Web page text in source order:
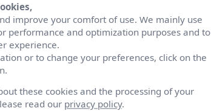
8 novembre 2007
improve your comfort of use. We mainly use
performance and optimization purposes and to
experience.
or to change your preferences, click on the
these cookies and the processing of your
read our privacy policy.